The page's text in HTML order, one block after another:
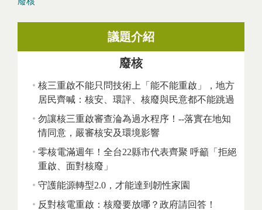
議題介紹
廢核
核三重啟不能只問技術上「能不能重啟」，地方
居民齊喊：核安、環評、核廢與民意都不能跳過
勿讓核三重啟審查淪為過水程序！--落實在地知
情同意，嚴審核安及環境影響
零核電滿週年！全台22縣市代表齊聚 呼籲「拒絕
重啟、面對核廢」
守護能源轉型2.0，才能達到韌性家園
反對核電重啟：核廢要放哪？政府請回答！